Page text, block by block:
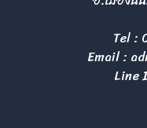
Tel :
Email :
Line